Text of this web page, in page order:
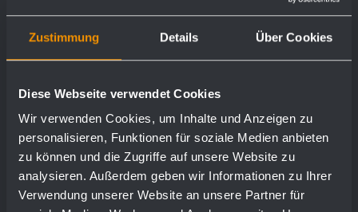
Zustimmung Details Über Cookies
Diese Webseite verwendet Cookies
Wir verwenden Cookies, um Inhalte und Anzeigen zu
personalisieren, Funktionen für soziale Medien anbieten
zu können und die Zugriffe auf unsere Website zu
analysieren. Außerdem geben wir Informationen zu Ihrer
Verwendung unserer Website an unsere Partner für